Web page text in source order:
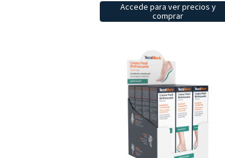
Accede para ver precios y
comprar